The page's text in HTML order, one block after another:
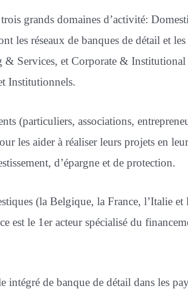
grands domaines d’activité:
les réseaux de banques de détail et les
& Services, et Corporate & Institutional
Institutionnels.
(particuliers, associations,
les aider à réaliser leurs projets en leur
d’épargne et de protection.
(la Belgique, la France, l’Italie et
est le 1er acteur spécialisé du
intégré de banque de détail dans les